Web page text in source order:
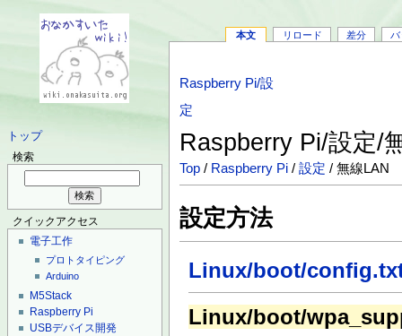
トップ
検索
クイックアクセス
電子工作
プロトタイピング
Arduino
M5Stack
Raspberry Pi
USBデバイス開発
本文 リロード 差分 バ
Raspberry Pi/設
定
Raspberry Pi/設定/
Top / Raspberry Pi /設定 / 無線LAN
設定方法
Linux/boot/
Linux/boot/